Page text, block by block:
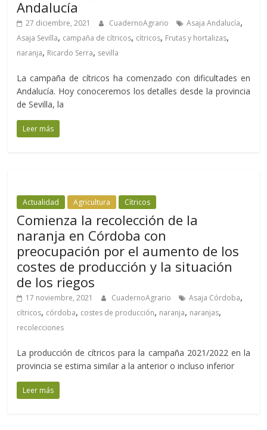
Andalucía
27 diciembre, 2021 CuadernoAgrario Asaja Andalucía,
Asaja Sevilla, campaña de cítricos, cítricos, Frutas y hortalizas,
naranja, Ricardo Serra, sevilla
La campaña de cítricos ha comenzado con dificultades en
Andalucía. Hoy conoceremos los detalles desde la provincia
de Sevilla, la
Leer más
Actualidad Agricultura Cítricos
Comienza la recolección de la
naranja en Córdoba con
preocupación por el aumento de los
costes de producción y la situación
de los riegos
17 noviembre, 2021 CuadernoAgrario Asaja Córdoba,
cítricos, córdoba, costes de producción, naranja, naranjas,
recolecciones
La producción de cítricos para la campaña 2021/2022 en la
provincia se estima similar a la anterior o incluso inferior
Leer más